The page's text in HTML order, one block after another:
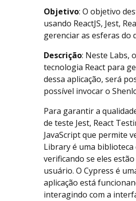
Objetivo: O objetivo
usando ReactJS, Jest,
gerenciar as esferas do
Descrição: Neste Labs,
tecnologia React para
dessa aplicação, será
possível invocar o
Para garantir a
de teste Jest, React
JavaScript que permite
Library é uma
verificando se eles
usuário. O Cypress é
aplicação está
interagindo com a